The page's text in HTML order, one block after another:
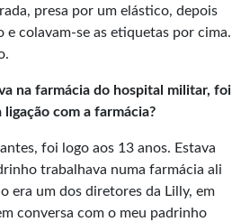
presa por um elástico, depois
e colavam-se as etiquetas por cima.
na farmácia do hospital militar, foi
com a farmácia?
foi logo aos 13 anos. Estava
trabalhava numa farmácia ali
era um dos diretores da Lilly, em
conversa com o meu padrinho